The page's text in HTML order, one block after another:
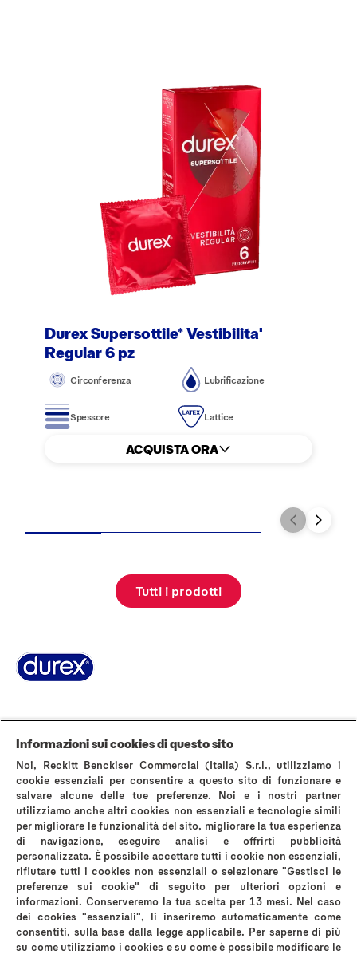
Durex Supersottile* Vestibilita'
Regular 6 pz
Circonferenza Lubrificazione
Spessore Lattice
ACQUISTA ORA
Tutti i prodotti
La storia di DurexDomande FrequentiArea stampa
Contattaci
Politica sui cookiesAvviso sulla Privacy
Termini & Condizioni di Utilizzo del Sito Web
Privacy A luci acceseInformativa privacy instagram
Mappa del sito
*comparati con i normali preservativi in lattice Durex
Reckitt Benckiser Healthcare (Italia) S.p.A
Informazioni sui cookies di questo sito
Noi, Reckitt Benckiser Commercial (Italia) S.r.l., utilizziamo i
cookie essenziali per consentire a questo sito di funzionare e
salvare alcune delle tue preferenze. Noi e i nostri partner
utilizziamo anche altri cookies non essenziali e tecnologie simili
per migliorare le funzionalità del sito, migliorare la tua esperienza
di navigazione, eseguire analisi e offrirti pubblicità
personalizzata. È possibile accettare tutti i cookie non essenziali,
rifiutare tutti i cookies non essenziali o selezionare "Gestisci le
preferenze sui cookie" di seguito per ulteriori opzioni e
informazioni. Conserveremo la tua scelta per 13 mesi. Nel caso
dei cookies "essenziali", li inseriremo automaticamente come
consentiti, sulla base dalla legge applicabile. Per saperne di più
su come utilizziamo i cookies e su come è possibile modificare le